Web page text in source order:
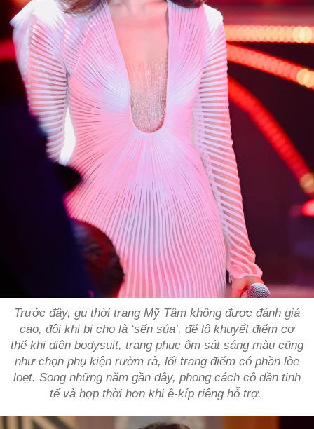
Trước đây, gu thời trang Mỹ Tâm không được đánh giá
cao, đôi khi bị cho là ‘sến súa’, để lộ khuyết điểm cơ
thể khi diện bodysuit, trang phục ôm sát sáng màu cũng
như chọn phụ kiện rườm rà, lối trang điểm có phần lòe
loẹt. Song những năm gần đây, phong cách cô dần tinh
tế và hợp thời hơn khi ê-kíp riêng hỗ trợ.